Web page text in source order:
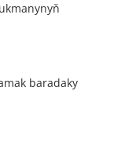
baradaky